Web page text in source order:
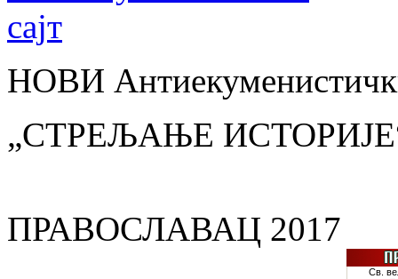
НОВИ
„СТРЕЉАЊЕ
ПРАВОСЛАВАЦ 2017